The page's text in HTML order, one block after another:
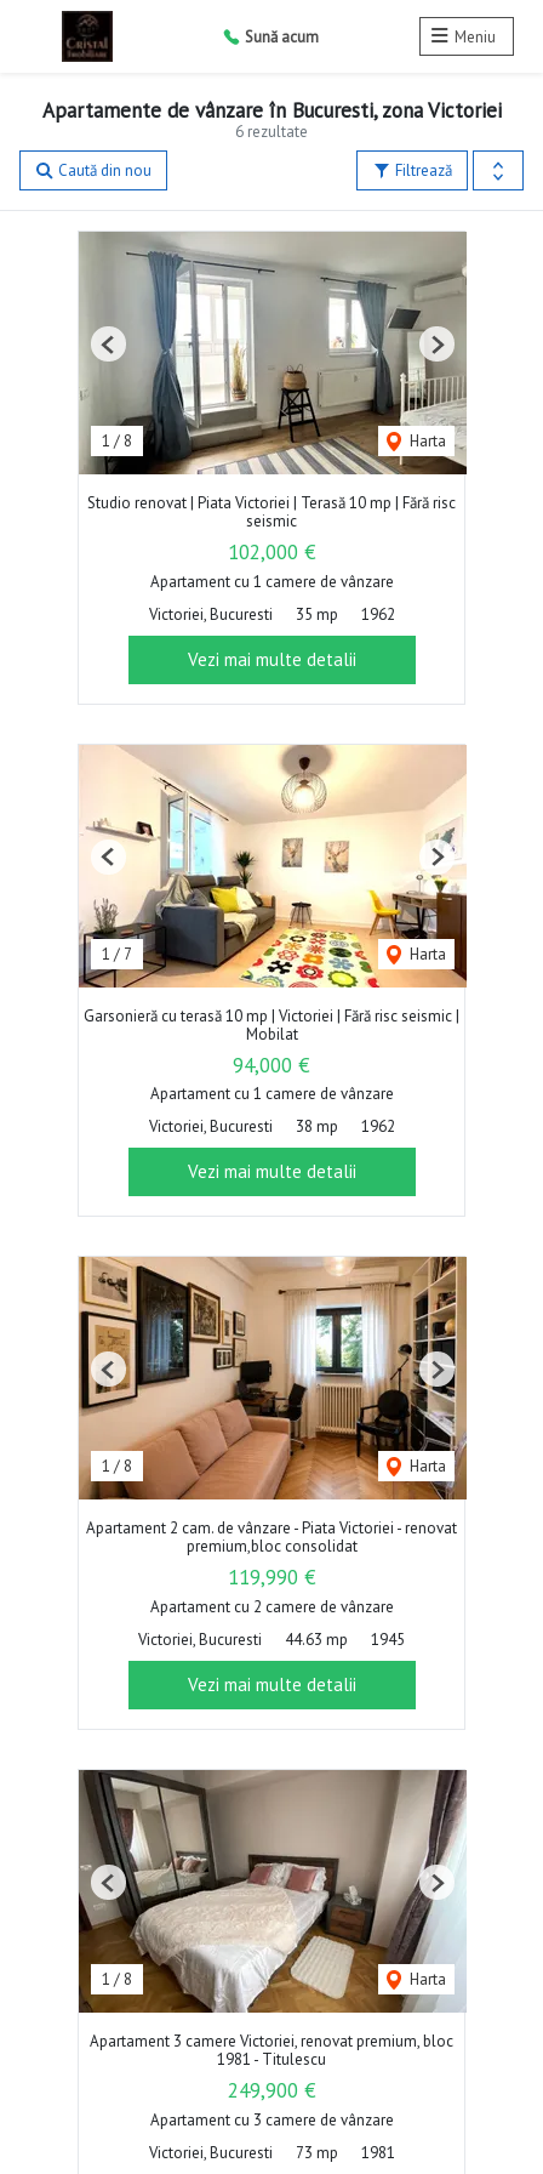
Sună acum Meniu
6 rezultate
Apartamente de vânzare în Bucuresti, zona Victoriei
Filtrează
Caută din nou
1 / 8 Harta
Previous Next
Studio renovat | Piata Victoriei | Terasă 10 mp | Fără risc
seismic
102,000 €
Apartament cu 1 camere de vânzare
Victoriei, Bucuresti
35 mp 1962
Vezi mai multe detalii
1 / 7 Harta
Previous Next
Garsonieră cu terasă 10 mp | Victoriei | Fără risc seismic |
Mobilat
94,000 €
Apartament cu 1 camere de vânzare
Victoriei, Bucuresti
38 mp 1962
Vezi mai multe detalii
1 / 8 Harta
Previous Next
Apartament 2 cam. de vânzare - Piata Victoriei - renovat
premium,bloc consolidat
119,990 €
Apartament cu 2 camere de vânzare
Victoriei, Bucuresti
44.63 mp 1945
Vezi mai multe detalii
1 / 8 Harta
Previous Next
Apartament 3 camere Victoriei, renovat premium, bloc
1981 - Titulescu
249,900 €
Apartament cu 3 camere de vânzare
Victoriei, Bucuresti
73 mp 1981